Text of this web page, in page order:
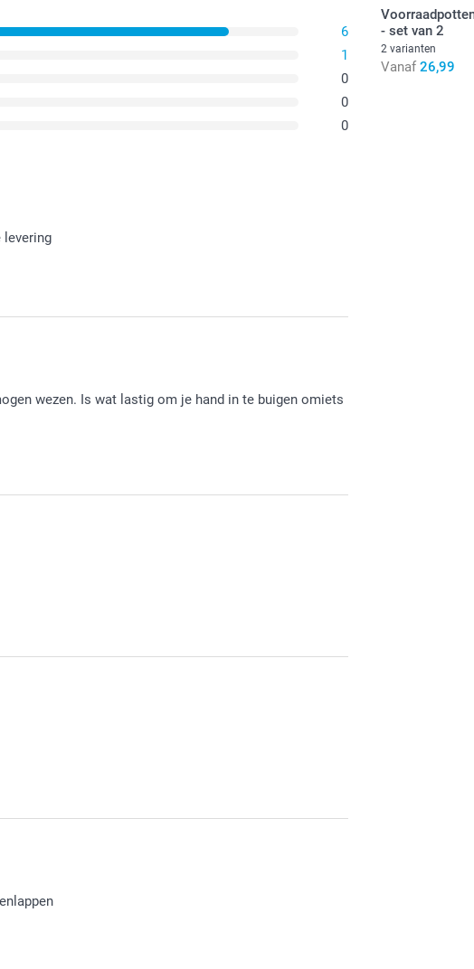
6
1
0
0
0
wezen. Is wat lastig om je hand in te buigen omiets
dat je tevreden bent. Veel plezier van je bestelling!
je tevreden bent. Heel veel plezier van je pannenlappen
- set van 2
2 varianten
Vanaf 26,99